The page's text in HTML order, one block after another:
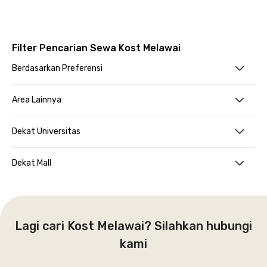
Filter Pencarian Sewa Kost Melawai
Berdasarkan Preferensi
Area Lainnya
Dekat Universitas
Dekat Mall
Lagi cari Kost Melawai? Silahkan hubungi
kami